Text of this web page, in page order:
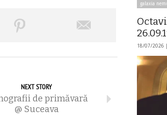
NEXT STORY
de primăvară
@ Suceava
galaxia
18/07/2026 |